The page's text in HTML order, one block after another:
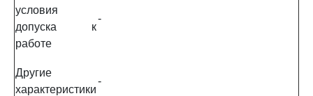
условия
допуска к
работе
-
Другие
характеристики
-